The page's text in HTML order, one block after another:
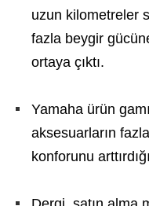
uzun kilometreler
fazla beygir
ortaya çıktı.
Yamaha ürün
aksesuarların
konforunu